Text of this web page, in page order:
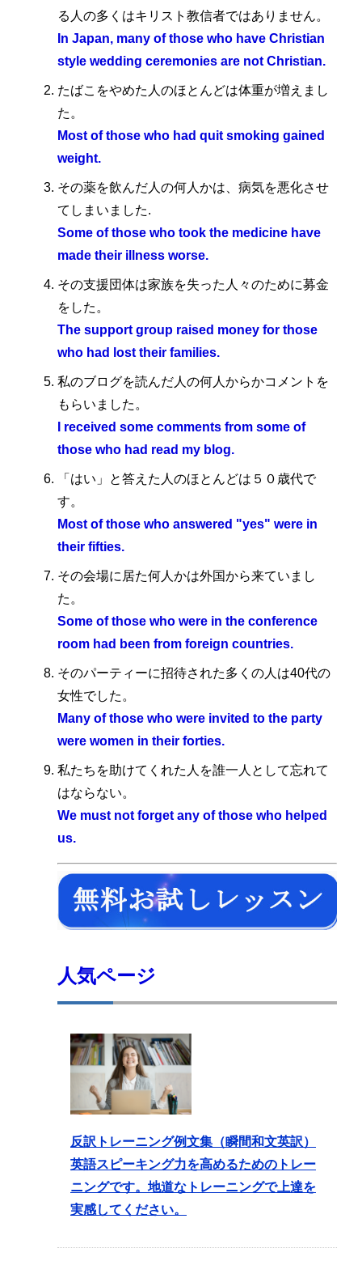
9
る人の多くはキリスト教信者ではありません。
In Japan, many of those who have Christian
style wedding ceremonies are not Christian.
たばこをやめた人のほとんどは体重が増えまし
た。
Most of those who had quit smoking gained
weight.
その薬を飲んだ人の何人かは、病気を悪化させ
てしまいました.
Some of those who took the medicine have
made their illness worse.
その支援団体は家族を失った人々のために募金
をした。
The support group raised money for those
who had lost their families.
私のブログを読んだ人の何人からかコメントを
もらいました。
I received some comments from some of
those who had read my blog.
「はい」と答えた人のほとんどは５０歳代で
す。
Most of those who answered "yes" were in
their fifties.
その会場に居た何人かは外国から来ていまし
た。
Some of those who were in the conference
room had been from foreign countries.
そのパーティーに招待された多くの人は40代の
女性でした。
Many of those who were invited to the party
were women in their forties.
私たちを助けてくれた人を誰一人として忘れて
はならない。
We must not forget any of those who helped
us.
人気ページ
反訳トレーニング例文集（瞬間和文英訳）
英語スピーキング力を高めるためのトレー
ニングです。地道なトレーニングで上達を
実感してください。